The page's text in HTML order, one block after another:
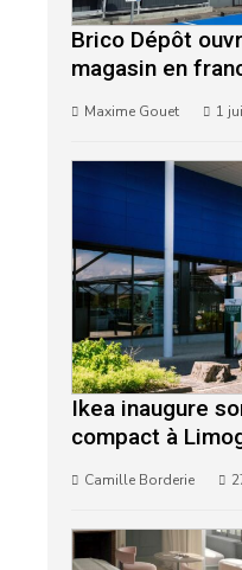
Brico Dépôt
magasin en
Maxime Gouet 1
Ikea inaugure
compact à
Camille Borderie